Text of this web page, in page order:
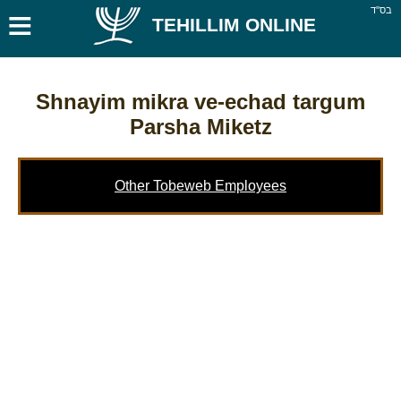
בס''ד ≡ TEHILLIM ONLINE
Shnayim mikra ve-echad targum
Parsha Miketz
Other Tobeweb Employees